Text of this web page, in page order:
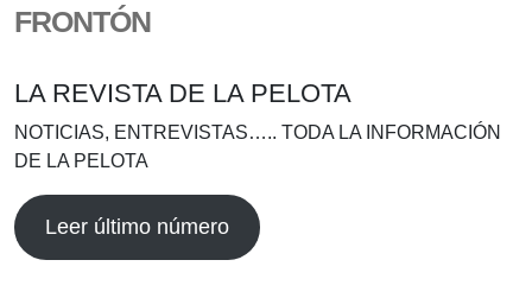
FRONTÓN
LA REVISTA DE LA PELOTA
NOTICIAS, ENTREVISTAS….. TODA LA INFORMACIÓN
DE LA PELOTA
Leer último número